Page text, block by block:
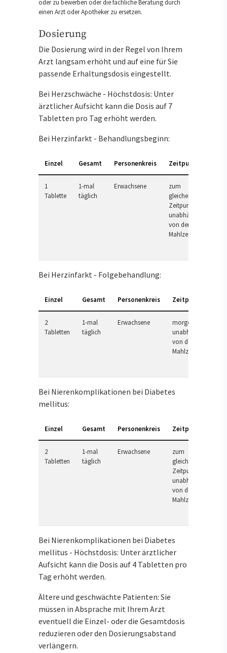
oder zu bewerben oder die fachliche Beratung durch
einen Arzt oder Apotheker zu ersetzen.
Dosierung
Die Dosierung wird in der Regel von Ihrem
Arzt langsam erhöht und auf eine für Sie
passende Erhaltungsdosis eingestellt.
Bei Herzschwäche - Höchstdosis: Unter
ärztlicher Aufsicht kann die Dosis auf 7
Tabletten pro Tag erhöht werden.
Bei Herzinfarkt - Behandlungsbeginn:
Einzel Gesamt Personenkreis Zeitpunkt
1
Tablette
1-mal
täglich
Erwachsene
zum
gleichen
Zeitpunkt,
unabhängig
von der
Mahlzeit
Bei Herzinfarkt - Folgebehandlung:
Einzel Gesamt Personenkreis Zeitpunkt
2
Tabletten
1-mal
täglich
Erwachsene
morgens,
unabhängig
von der
Mahlzeit
Bei Nierenkomplikationen bei Diabetes
mellitus:
Einzel Gesamt Personenkreis Zeitpunkt
2
Tabletten
1-mal
täglich
Erwachsene
zum
gleichen
Zeitpunkt,
unabhängig
von der
Mahlzeit
Bei Nierenkomplikationen bei Diabetes
mellitus - Höchstdosis: Unter ärztlicher
Aufsicht kann die Dosis auf 4 Tabletten pro
Tag erhöht werden.
Ältere und geschwächte Patienten: Sie
müssen in Absprache mit Ihrem Arzt
eventuell die Einzel- oder die Gesamtdosis
reduzieren oder den Dosierungsabstand
verlängern.